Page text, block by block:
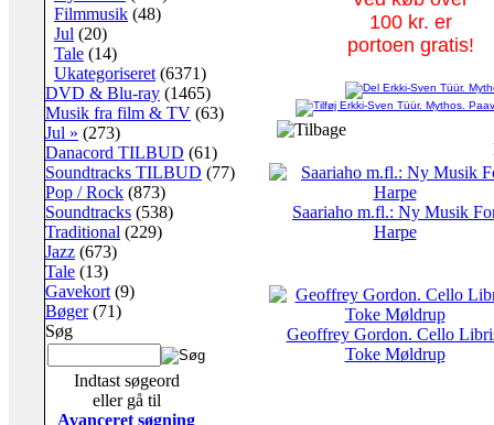
Filmmusik (48)
Jul (20)
Tale (14)
Ukategoriseret (6371)
DVD & Blu-ray (1465)
Musik fra film & TV (63)
Jul » (273)
Danacord TILBUD (61)
Soundtracks TILBUD (77)
Pop / Rock (873)
Soundtracks (538)
Traditional (229)
Jazz (673)
Tale (13)
Gavekort (9)
Bøger(71)
Søg
Indtast søgeord
eller gå til
Avanceret søgning
100 kr. er
portoen gratis!
Saariaho m.fl.: Ny Musik
Harpe
Geoffrey Gordon. Cello
Toke Møldrup